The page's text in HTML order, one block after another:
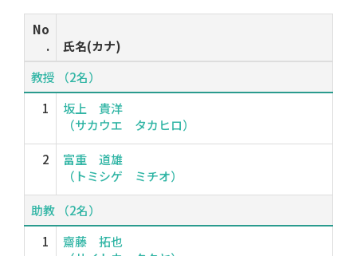
No
.
氏名(カナ)
教授 （2名）
1
坂上 貴洋
（サカウエ タカヒロ）
2
富重 道雄
（トミシゲ ミチオ）
助教 （2名）
1
齋藤 拓也